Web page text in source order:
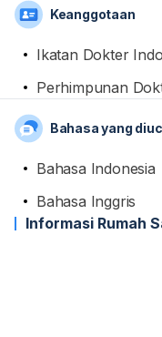
Keanggotaan
Ikatan Dokter
Perhimpunan
Bahasa yang
Bahasa Indonesia
Bahasa Inggris
Informasi Rumah